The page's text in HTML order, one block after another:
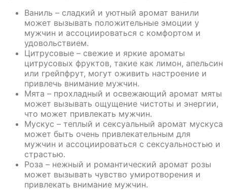
Ваниль – сладкий и уютный аромат ванили
может вызывать положительные эмоции у
мужчин и ассоциироваться с комфортом и
удовольствием.
Цитрусовые – свежие и яркие ароматы
цитрусовых фруктов, такие как лимон, апельсин
или грейпфрут, могут оживить настроение и
привлечь внимание мужчин.
Мята – прохладный и освежающий аромат мяты
может вызывать ощущение чистоты и энергии,
что может привлекать мужчин.
Мускус – теплый и сексуальный аромат мускуса
может быть очень привлекательным для
мужчин и ассоциироваться с сексуальностью и
страстью.
Роза – нежный и романтический аромат розы
может вызывать чувство умиротворения и
привлекать внимание мужчин.